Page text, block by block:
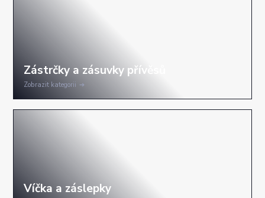
Zobrazit kategorii